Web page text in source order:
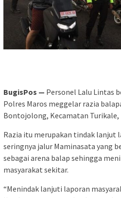
BugisPos — Personel Lalu Lintas
Polres Maros meggelar razia
Bontojolong, Kecamatan Turikale,
Razia itu merupakan tindak lanjut
seringnya jalur Maminasata yang
sebagai arena balap sehingga
masyarakat sekitar.
“Menindak lanjuti laporan